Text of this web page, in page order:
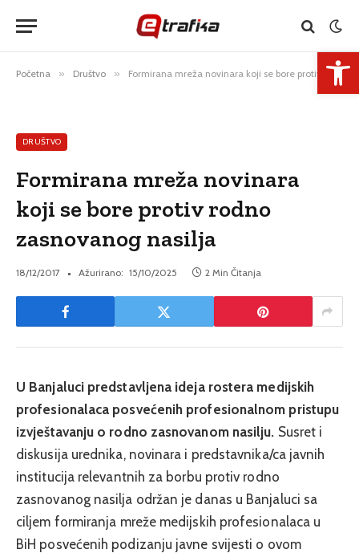
Početna » Društvo » Formirana mreža novinara koji se bore protiv rodno zasnovanog nasilja
DRUŠTVO
Formirana mreža novinara
koji se bore protiv rodno
zasnovanog nasilja
18/12/2017 Ažurirano: 15/10/2025 2 Min Čitanja
U Banjaluci predstavljena ideja rostera medijskih
profesionalaca posvećenih profesionalnom pristupu
izvještavanju o rodno zasnovanom nasilju. Susret i
diskusija urednika, novinara i predstavnika/ca javnih
institucija relevantnih za borbu protiv rodno
zasnovanog nasilja održan je danas u Banjaluci sa
ciljem formiranja mreže medijskih profesionalaca u
BiH posvećenih podizanju javne svijesti o ovom